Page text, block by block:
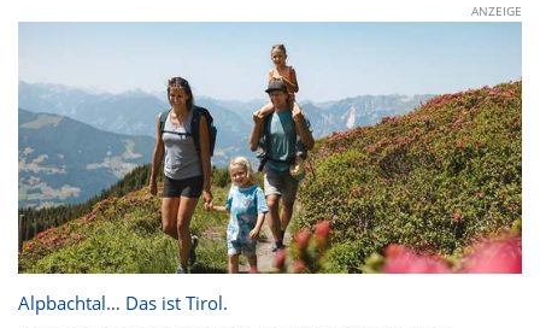
ANZEIGE
Alpbachtal… Das ist Tirol.